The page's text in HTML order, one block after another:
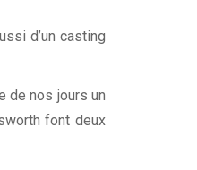
d’un casting
de nos jours un
font deux